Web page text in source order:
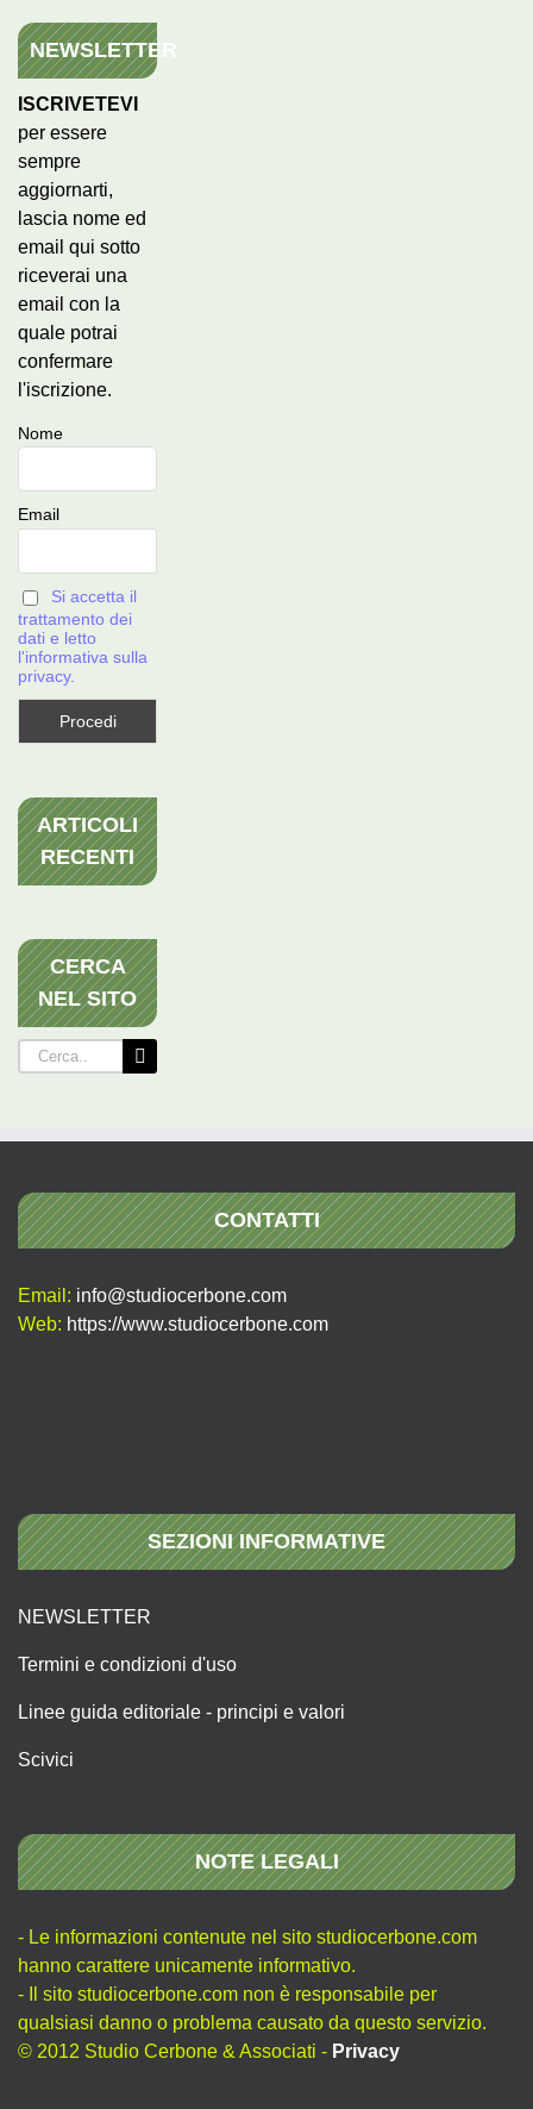
NEWSLETTER
ISCRIVETEVI
per essere
sempre
aggiornarti,
lascia nome ed
email qui sotto
riceverai una
email con la
quale potrai
confermare
l'iscrizione.
Nome
Email
Si accetta il
trattamento dei
dati e letto
l'informativa sulla
privacy.
ARTICOLI
RECENTI
CERCA
NEL SITO
Cerca
per:
CONTATTI
Email: info@studiocerbone.com
Web: https://www.studiocerbone.com
SEZIONI INFORMATIVE
NEWSLETTER
Termini e condizioni d'uso
Linee guida editoriale - principi e valori
Scivici
NOTE LEGALI
- Le informazioni contenute nel sito studiocerbone.com
hanno carattere unicamente informativo.
- Il sito studiocerbone.com non è responsabile per
qualsiasi danno o problema causato da questo servizio.
© 2012 Studio Cerbone & Associati - Privacy